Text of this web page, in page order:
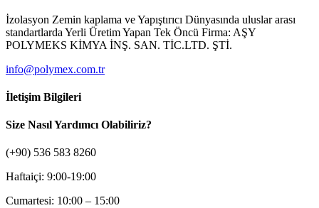
İzolasyon Zemin kaplama ve Yapıştırıcı Dünyasında uluslar arası
standartlarda Yerli Üretim Yapan Tek Öncü Firma: AŞY
POLYMEKS KİMYA İNŞ. SAN. TİC.LTD. ŞTİ.
info@polymex.com.tr
İletişim Bilgileri
Size Nasıl Yardımcı Olabiliriz?
(+90) 536 583 8260
Haftaiçi: 9:00-19:00
Cumartesi: 10:00 – 15:00